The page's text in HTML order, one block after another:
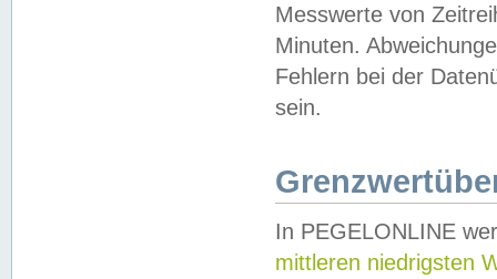
Messwerte von
Minuten.
Fehlern bei der
sein.
In PEGELONLINE
mittleren niedrigsten